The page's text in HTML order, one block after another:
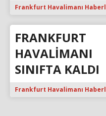
Frankfurt Havalimanı
FRANKFURT
HAVALİMANI
SINIFTA KALDI
Frankfurt Havalimanı